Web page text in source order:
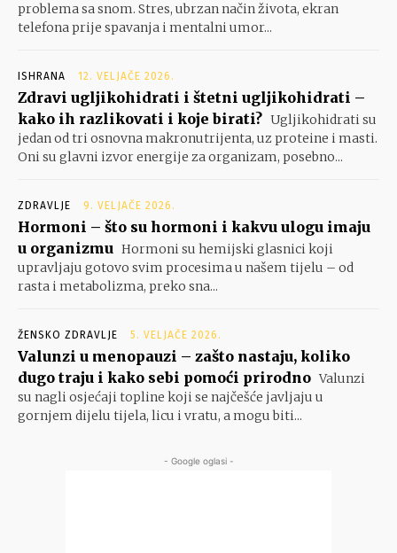
problema sa snom. Stres, ubrzan način života, ekran
telefona prije spavanja i mentalni umor...
ISHRANA 12. VELJAČE 2026.
Zdravi ugljikohidrati i štetni ugljikohidrati –
kako ih razlikovati i koje birati? Ugljikohidrati su
jedan od tri osnovna makronutrijenta, uz proteine i masti.
Oni su glavni izvor energije za organizam, posebno...
ZDRAVLJE 9. VELJAČE 2026.
Hormoni – što su hormoni i kakvu ulogu imaju
u organizmu Hormoni su hemijski glasnici koji
upravljaju gotovo svim procesima u našem tijelu – od
rasta i metabolizma, preko sna...
ŽENSKO ZDRAVLJE 5. VELJAČE 2026.
Valunzi u menopauzi – zašto nastaju, koliko
dugo traju i kako sebi pomoći prirodno Valunzi
su nagli osjećaji topline koji se najčešće javljaju u
gornjem dijelu tijela, licu i vratu, a mogu biti...
- Google oglasi -